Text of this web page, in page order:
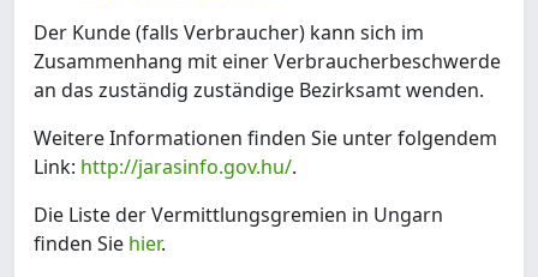
Der Kunde (falls Verbraucher) kann sich im
Zusammenhang mit einer Verbraucherbeschwerde
an das zuständig zuständige Bezirksamt wenden.
Weitere Informationen finden Sie unter folgendem
Link: http://jarasinfo.gov.hu/.
Die Liste der Vermittlungsgremien in Ungarn
finden Sie hier.